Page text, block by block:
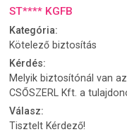
ST**** KGFB
Kategória:
Kötelező biztosítás
Kérdés:
Melyik biztosítónál van
CSŐSZERL Kft. a
Válasz:
Tisztelt Kérdező!